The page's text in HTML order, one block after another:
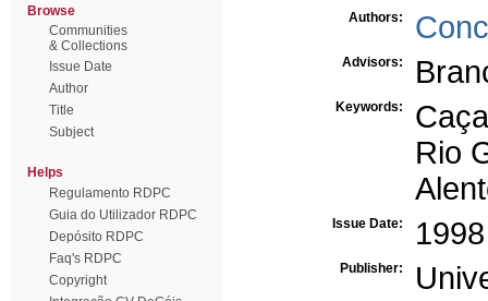
Browse
Communities
& Collections
Issue Date
Author
Title
Subject
Helps
Regulamento RDPC
Guia do Utilizador RDPC
Depósito RDPC
Faq's RDPC
Copyright
Authors:
Advisors:
Keywords:
Rio
Issue Date: 1998
Publisher: